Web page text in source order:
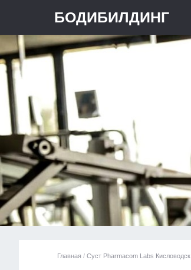
БОДИБИЛДИНГ
Главная / Суст Pharmacom Labs Кисловодск